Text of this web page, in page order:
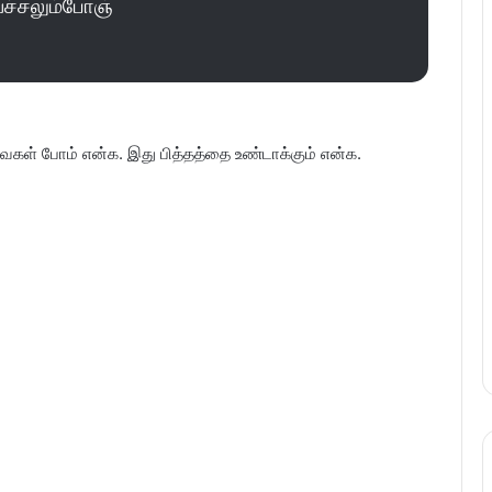
போம் என்க. இது பித்தத்தை உண்டாக்கும் என்க.